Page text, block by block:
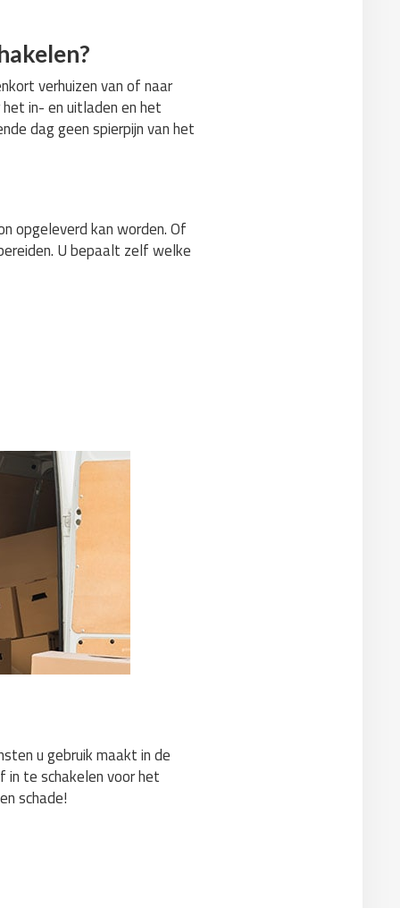
verhuizen van of naar
in- en uitladen en het
dag geen spierpijn van het
opgeleverd kan worden. Of
U bepaalt zelf welke
u gebruik maakt in de
in te schakelen voor het
schade!